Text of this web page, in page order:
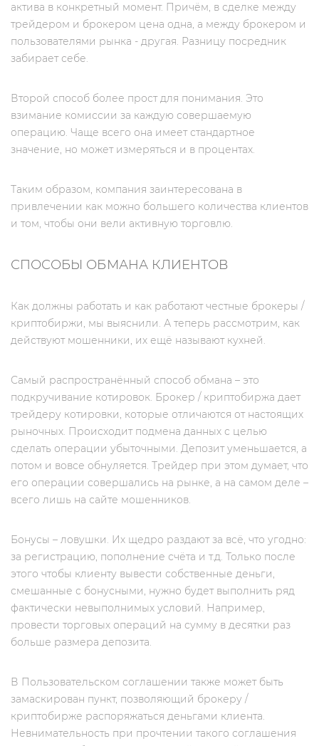
актива в конкретный момент. Причём, в сделке между
трейдером и брокером цена одна, а между брокером и
пользователями рынка - другая. Разницу посредник
забирает себе.
Второй способ более прост для понимания. Это
взимание комиссии за каждую совершаемую
операцию. Чаще всего она имеет стандартное
значение, но может измеряться и в процентах.
Таким образом, компания заинтересована в
привлечении как можно большего количества клиентов
и том, чтобы они вели активную торговлю.
СПОСОБЫ ОБМАНА КЛИЕНТОВ
Как должны работать и как работают честные брокеры /
криптобиржи, мы выяснили. А теперь рассмотрим, как
действуют мошенники, их ещё называют кухней.
Самый распространённый способ обмана – это
подкручивание котировок. Брокер / криптобиржа дает
трейдеру котировки, которые отличаются от настоящих
рыночных. Происходит подмена данных с целью
сделать операции убыточными. Депозит уменьшается, а
потом и вовсе обнуляется. Трейдер при этом думает, что
его операции совершались на рынке, а на самом деле –
всего лишь на сайте мошенников.
Бонусы – ловушки. Их щедро раздают за всё, что угодно:
за регистрацию, пополнение счёта и т.д. Только после
этого чтобы клиенту вывести собственные деньги,
смешанные с бонусными, нужно будет выполнить ряд
фактически невыполнимых условий. Например,
провести торговых операций на сумму в десятки раз
больше размера депозита.
В Пользовательском соглашении также может быть
замаскирован пункт, позволяющий брокеру /
криптобирже распоряжаться деньгами клиента.
Невнимательность при прочтении такого соглашения